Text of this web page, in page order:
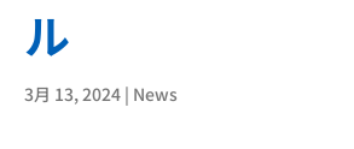
ル
3月 13, 2024 | News